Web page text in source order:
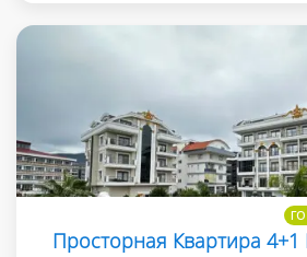
Просторная Квартира